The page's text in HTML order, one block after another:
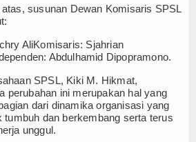
atas, susunan Dewan Komisaris SPSL
AliKomisaris: Sjahrian
Abdulhamid Dipopramono.
SPSL, Kiki M. Hikmat,
perubahan ini merupakan hal yang
dari dinamika organisasi yang
tumbuh dan berkembang serta terus
unggul.